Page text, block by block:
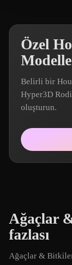
Özel
Belirli bir
Hyper3D
oluşturun.
Ağaçlar
fazlası
Ağaçlar &